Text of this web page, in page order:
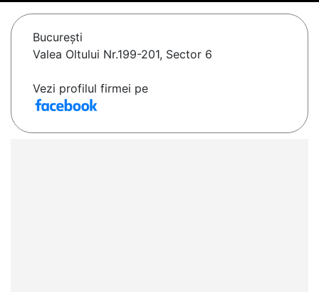
Bucureşti
Valea Oltului Nr.199-201, Sector 6
Vezi profilul firmei pe